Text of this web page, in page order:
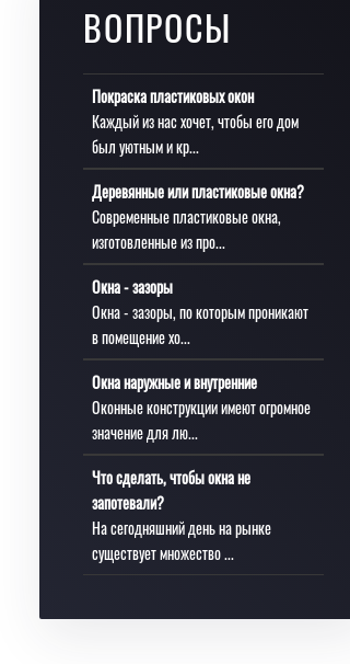
ВОПРОСЫ
Покраска пластиковых окон
Каждый из нас хочет, чтобы его дом
был уютным и кр...
Деревянные или пластиковые окна?
Современные пластиковые окна,
изготовленные из про...
Окна - зазоры
Окна - зазоры, по которым проникают
в помещение хо...
Окна наружные и внутренние
Оконные конструкции имеют огромное
значение для лю...
Что сделать, чтобы окна не
запотевали?
На сегодняшний день на рынке
существует множество ...